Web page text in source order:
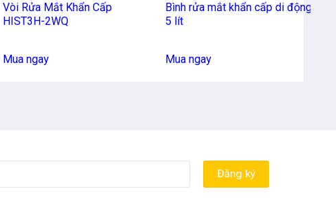
Vòi Rửa Mắt Khẩn Cấp
HIST3H-2WQ
Mua ngay
Bình rửa mắt khẩn cấp di động
5 lít
Mua ngay